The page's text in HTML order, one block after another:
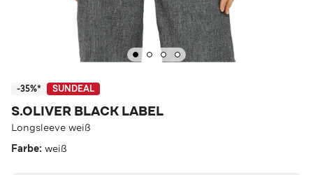
-35%* SUNDEAL
S.OLIVER BLACK LABEL
Longsleeve weiß
Farbe: weiß